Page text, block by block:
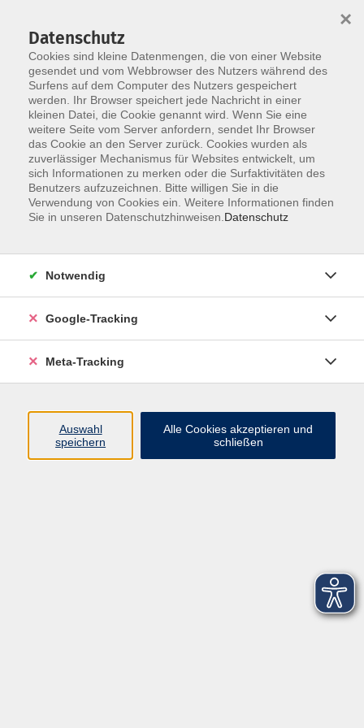
Skip to main content
Der Kurs konnte nicht gefunden werden.
Über uns
Datenschutz
Cookies sind kleine Datenmengen, die von einer Website
gesendet und vom Webbrowser des Nutzers während des
Surfens auf dem Computer des Nutzers gespeichert
werden. Ihr Browser speichert jede Nachricht in einer
kleinen Datei, die Cookie genannt wird. Wenn Sie eine
weitere Seite vom Server anfordern, sendet Ihr Browser
das Cookie an den Server zurück. Cookies wurden als
zuverlässiger Mechanismus für Websites entwickelt, um
sich Informationen zu merken oder die Surfaktivitäten des
Benutzers aufzuzeichnen. Bitte willigen Sie in die
Verwendung von Cookies ein. Weitere Informationen finden
Sie in unseren Datenschutzhinweisen. Datenschutz
×
Notwendig
Google-Tracking
Meta-Tracking
Auswahl
speichern
Alle Cookies akzeptieren und
schließen